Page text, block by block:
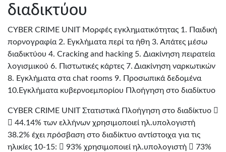
διαδικτύου
CYBER CRIME UNIT Μορφές εγκληματικότητας 1. Παιδική
πορνογραφία 2. Εγκλήματα περί τα ήθη 3. Απάτες μέσω
διαδικτύου 4. Cracking and hacking 5. Διακίνηση πειρατεία
λογισμικού 6. Πιστωτικές κάρτες 7. Διακίνηση ναρκωτικών
8. Εγκλήματα στα chat rooms 9. Προσωπικά δεδομένα
10.Εγκλήματα κυβερνοεμπορίου Πλοήγηση στο διαδίκτυο
CYBER CRIME UNIT Στατιστικά Πλοήγηση στο διαδίκτυο 
 44.14% των ελλήνων χρησιμοποιεί ηλ.υπολογιστή
38.2% έχει πρόσβαση στο διαδίκτυο αντίστοιχα για τις
ηλικίες 10-15:  93% χρησιμοποιεί ηλ.υπολογιστή  73%